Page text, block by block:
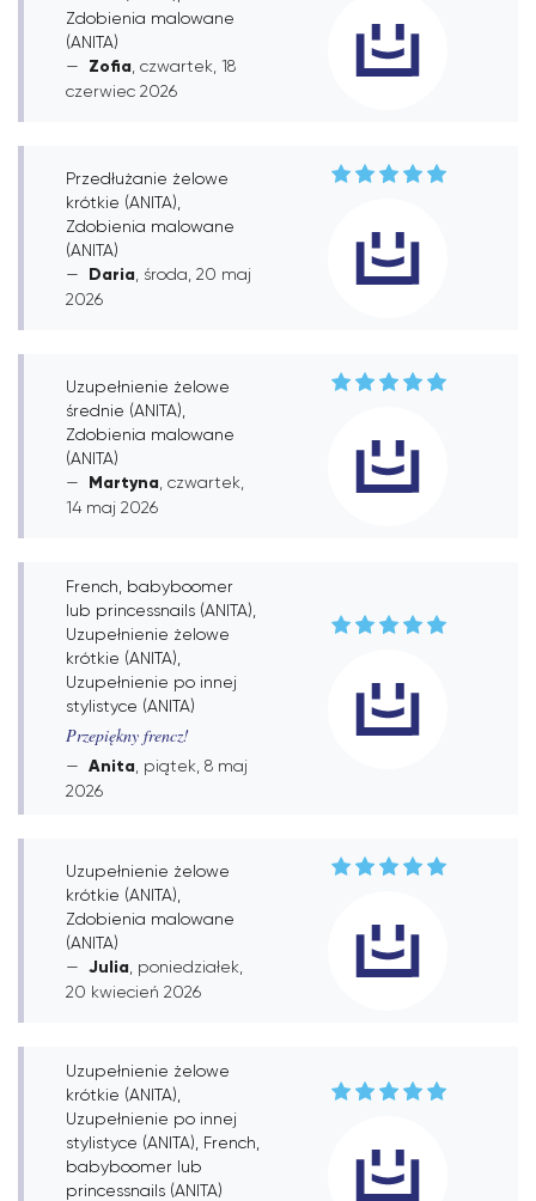
Zdobienia malowane
(ANITA)
Zofia , czwartek, 18
czerwiec 2026
Przedłużanie żelowe
krótkie (ANITA),
Zdobienia malowane
(ANITA)
Daria , środa, 20 maj
2026
Uzupełnienie żelowe
średnie (ANITA),
Zdobienia malowane
(ANITA)
Martyna , czwartek,
14 maj 2026
French, babyboomer
lub princessnails (ANITA),
Uzupełnienie żelowe
krótkie (ANITA),
Uzupełnienie po innej
stylistyce (ANITA)
Przepiękny frencz!
Anita , piątek, 8 maj
2026
Uzupełnienie żelowe
krótkie (ANITA),
Zdobienia malowane
(ANITA)
Julia , poniedziałek,
20 kwiecień 2026
Uzupełnienie żelowe
krótkie (ANITA),
Uzupełnienie po innej
stylistyce (ANITA), French,
babyboomer lub
princessnails (ANITA)